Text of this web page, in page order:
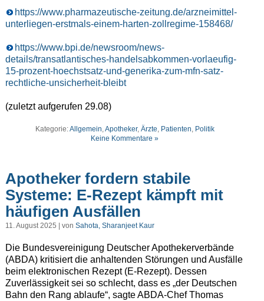
https://www.pharmazeutische-zeitung.de/arzneimittel-
unterliegen-erstmals-einem-harten-zollregime-158468/
https://www.bpi.de/newsroom/news-
details/transatlantisches-handelsabkommen-vorlaeufig-
15-prozent-hoechstsatz-und-generika-zum-mfn-satz-
rechtliche-unsicherheit-bleibt
(zuletzt aufgerufen 29.08)
Kategorie:Allgemein,Apotheker, Ärzte, Patienten, Politik
Keine Kommentare »
Apotheker fordern stabile
Systeme: E-Rezept kämpft mit
häufigen Ausfällen
11. August 2025 | von Sahota, Sharanjeet Kaur
Die Bundesvereinigung Deutscher Apothekerverbände
(ABDA) kritisiert die anhaltenden Störungen und Ausfälle
beim elektronischen Rezept (E-Rezept). Dessen
Zuverlässigkeit sei so schlecht, dass es „der Deutschen
Bahn den Rang ablaufe“, sagte ABDA-Chef Thomas